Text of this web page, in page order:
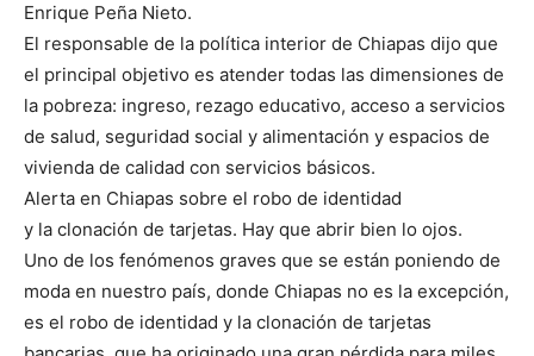
Enrique Peña Nieto.
El responsable de la política interior de Chiapas dijo que
el principal objetivo es atender todas las dimensiones de
la pobreza: ingreso, rezago educativo, acceso a servicios
de salud, seguridad social y alimentación y espacios de
vivienda de calidad con servicios básicos.
Alerta en Chiapas sobre el robo de identidad
y la clonación de tarjetas. Hay que abrir bien lo ojos.
Uno de los fenómenos graves que se están poniendo de
moda en nuestro país, donde Chiapas no es la excepción,
es el robo de identidad y la clonación de tarjetas